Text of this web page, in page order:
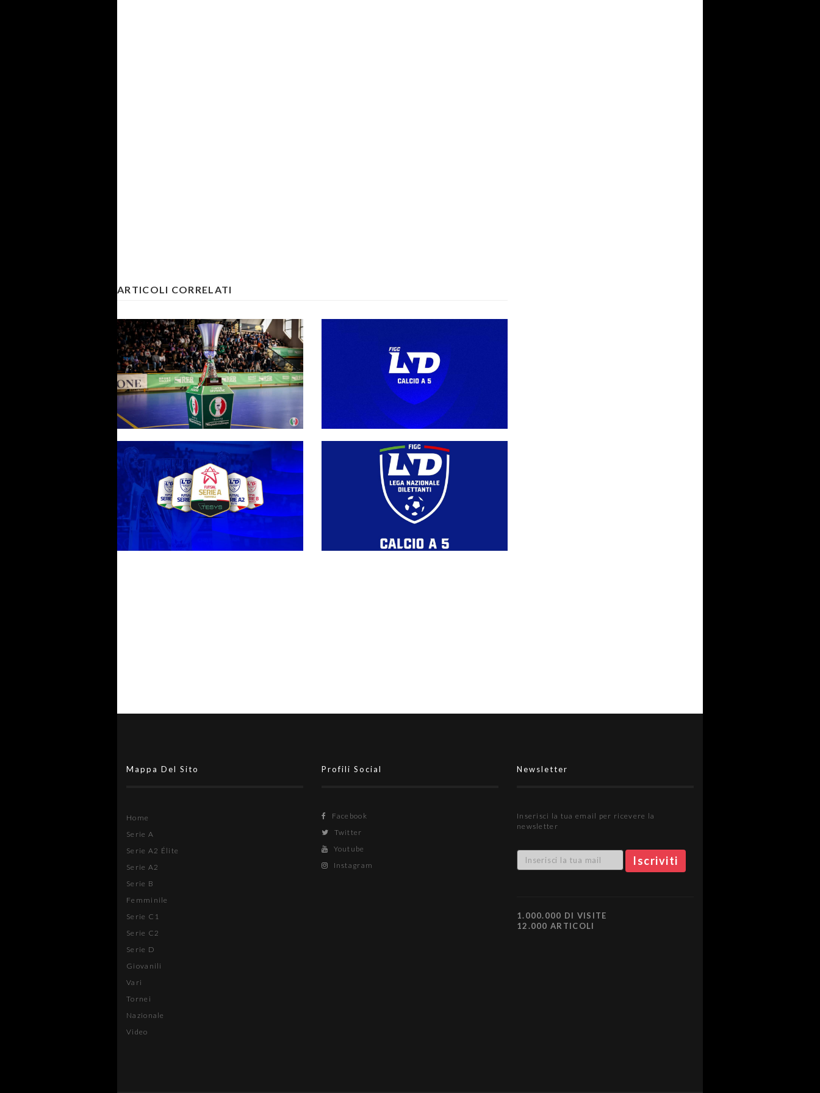
ARTICOLI CORRELATI
Coppa Divisione, si parte il 19
settembre con l'andata del turno
Regolamento media 2026-27: le
organi di informazione
Mappa Del Sito
Home
Serie A
Serie A2 Élite
Serie A2
Serie B
Femminile
Serie C1
Serie C2
Serie D
Giovanili
Vari
Tornei
Nazionale
Video
Profili Social
Facebook
Twitter
Youtube
Instagram
Newsletter
Inserisci la tua email per ricevere la
newsletter
1.000.000 DI VISITE
12.000 ARTICOLI